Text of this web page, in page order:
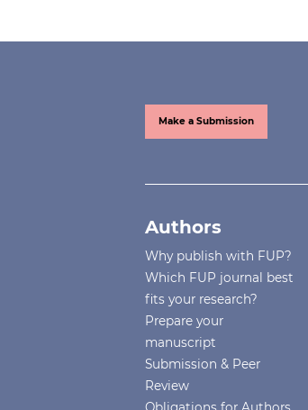
Make a Submission
Authors
Why publish with FUP?
Which FUP journal best
fits your research?
Prepare your
manuscript
Submission & Peer
Review